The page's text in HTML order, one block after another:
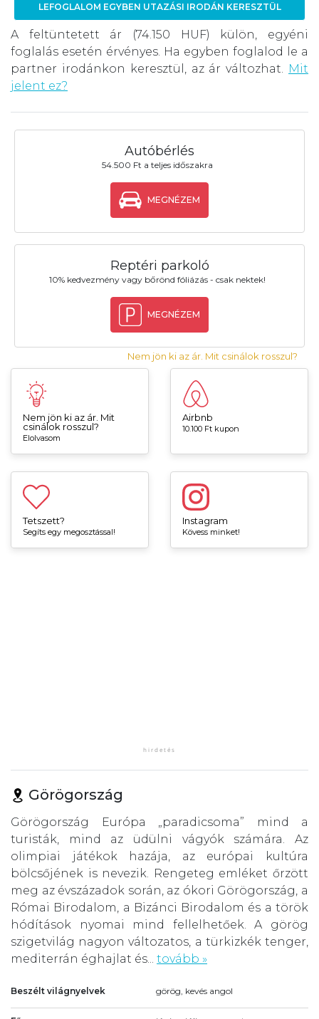
LEFOGLALOM EGYBEN UTAZÁSI IRODÁN KERESZTÜL
A feltüntetett ár (74.150 HUF) külön, egyéni
foglalás esetén érvényes. Ha egyben foglalod le a
partner irodánkon keresztül, az ár változhat.
Mit
jelent ez?
Autóbérlés
54.500 Ft a teljes időszakra
MEGNÉZEM
Reptéri parkoló
10% kedvezmény vagy bőrönd fóliázás - csak nektek!
MEGNÉZEM
Nem jön ki az ár. Mit csinálok rosszul?
Nem jön ki az ár. Mit
csinálok rosszul?
Elolvasom
Airbnb
10.100 Ft kupon
Tetszett?
Segíts egy megosztással!
Instagram
Kövess minket!
Görögország
Görögország Európa „paradicsoma” mind a
turisták, mind az üdülni vágyók számára. Az
olimpiai játékok hazája, az európai kultúra
bölcsőjének is nevezik. Rengeteg emléket őrzött
meg az évszázadok során, az ókori Görögország, a
Római Birodalom, a Bizánci Birodalom és a török
hódítások nyomai mind fellelhetőek. A görög
szigetvilág nagyon változatos, a türkizkék tenger,
mediterrán éghajlat és... tovább »
Beszélt világnyelvek görög, kevés angol